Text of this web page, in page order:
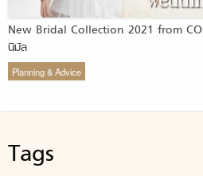
New Bridal Collection 2021 from
นิมัล
Planning & Advice
Tags